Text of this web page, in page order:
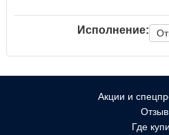
Исполнение:
Акции и
Где